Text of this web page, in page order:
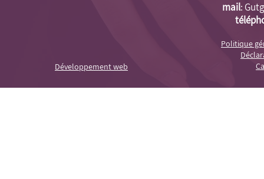
mail:
Développement web
Politique